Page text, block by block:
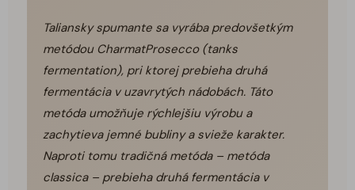
Taliansky spumante sa vyrába predovšetkým
metódou CharmatProsecco (tanks
fermentation), pri ktorej prebieha druhá
fermentácia v uzavrytých nádobách. Táto
metóda umožňuje rýchlejšiu výrobu a
zachytieva jemné bubliny a svieže karakter.
Naproti tomu tradičná metóda – metóda
classica – prebieha druhá fermentácia v